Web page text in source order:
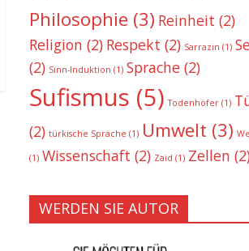
Philosophie (3) Reinheit (2)
Religion (2) Respekt (2) Sarrazin (1)
(2) Sinn-Induktion (1) Sprache (2)
Sufismus (5) Todenhöfer (1)
(2) türkische Sprache (1) Umwelt (3)
(1) Wissenschaft (2) Zaid (1) Zellen
WERDEN SIE AUTOR